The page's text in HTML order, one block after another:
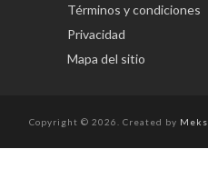
Términos y condiciones
Privacidad
Mapa del sitio
Copyright © 2026. Created by Meks